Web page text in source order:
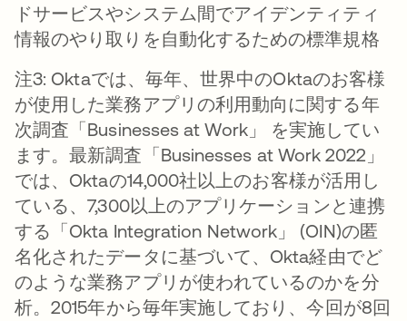
ドサービスやシステム間でアイデンティティ
情報のやり取りを自動化するための標準規格
注3: Oktaでは、毎年、世界中のOktaのお客様
が使用した業務アプリの利用動向に関する年
次調査「Businesses at Work」 を実施してい
ます。最新調査「Businesses at Work 2022」
では、Oktaの14,000社以上のお客様が活用し
ている、7,300以上のアプリケーションと連携
する「Okta Integration Network」 (OIN)の匿
名化されたデータに基づいて、Okta経由でど
のような業務アプリが使われているのかを分
析。2015年から毎年実施しており、今回が8回